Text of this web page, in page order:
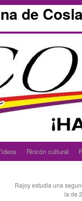
de
Rincón cultural
Rajoy estudia una
la de